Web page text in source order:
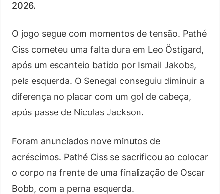
2026.
O jogo segue com momentos de tensão. Pathé
Ciss cometeu uma falta dura em Leo Östigard,
após um escanteio batido por Ismail Jakobs,
pela esquerda. O Senegal conseguiu diminuir a
diferença no placar com um gol de cabeça,
após passe de Nicolas Jackson.
Foram anunciados nove minutos de
acréscimos. Pathé Ciss se sacrificou ao colocar
o corpo na frente de uma finalização de Oscar
Bobb, com a perna esquerda.